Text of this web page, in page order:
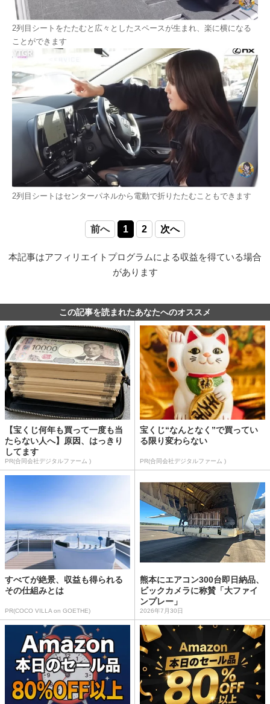
2列目シートをたたむと広々としたスペースが生まれ、楽に横になる
ことができます
2列目シートはセンターパネルから電動で折りたたむこともできます
前へ 1 2 次へ
本記事はアフィリエイトプログラムによる収益を得ている場合
があります
この記事を読まれたあなたへのオススメ
【宝くじ何年も買って一度も当
たらない人へ】原因、はっきり
してます
PR(合同会社デジタルファーム )
宝くじ“なんとなく”で買ってい
る限り変わらない
PR(合同会社デジタルファーム )
すべてが絶景、収益も得られる
その仕組みとは
PR(COCO VILLA on GOETHE)
熊本にエアコン300台即日納品、
ビックカメラに称賛「大ファイ
ンプレー」
2026年7月30日